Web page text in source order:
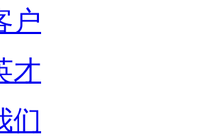
户
才
们